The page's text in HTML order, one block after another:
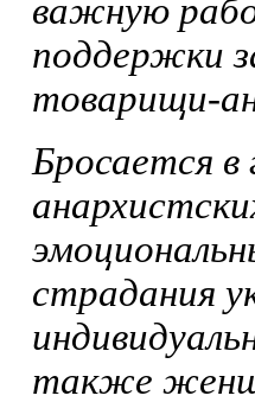
важную
поддержки
товарищи-
Бросается
страдания
также